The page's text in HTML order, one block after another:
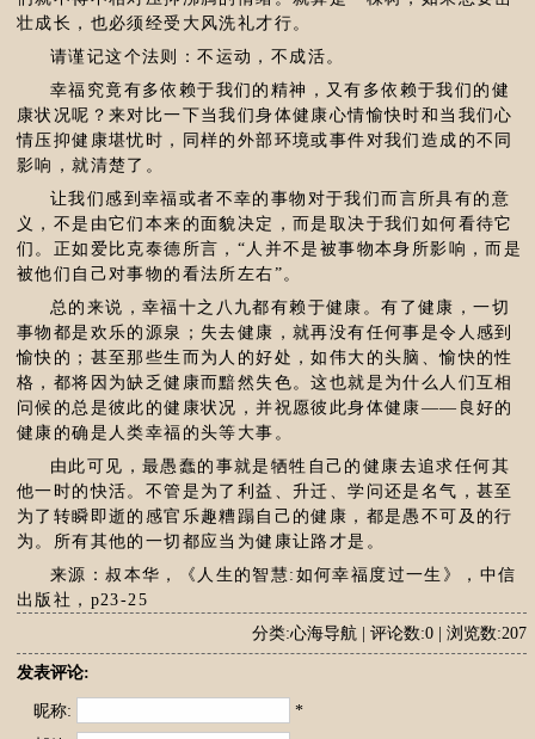
壮成长，也必须经受大风洗礼才行。
请谨记这个法则：不运动，不成活。
幸福究竟有多依赖于我们的精神，又有多依赖于我们的健
康状况呢？来对比一下当我们身体健康心情愉快时和当我们心
情压抑健康堪忧时，同样的外部环境或事件对我们造成的不同
影响，就清楚了。
让我们感到幸福或者不幸的事物对于我们而言所具有的意
义，不是由它们本来的面貌决定，而是取决于我们如何看待它
们。正如爱比克泰德所言，“人并不是被事物本身所影响，而是
被他们自己对事物的看法所左右”。
总的来说，幸福十之八九都有赖于健康。有了健康，一切
事物都是欢乐的源泉；失去健康，就再没有任何事是令人感到
愉快的；甚至那些生而为人的好处，如伟大的头脑、愉快的性
格，都将因为缺乏健康而黯然失色。这也就是为什么人们互相
问候的总是彼此的健康状况，并祝愿彼此身体健康——良好的
健康的确是人类幸福的头等大事。
由此可见，最愚蠢的事就是牺牲自己的健康去追求任何其
他一时的快活。不管是为了利益、升迁、学问还是名气，甚至
为了转瞬即逝的感官乐趣糟蹋自己的健康，都是愚不可及的行
为。所有其他的一切都应当为健康让路才是。
来源：叔本华，《人生的智慧:如何幸福度过一生》，中信
出版社，p23-25
分类:心海导航 | 评论数:0 | 浏览数:207
发表评论:
昵称:
*